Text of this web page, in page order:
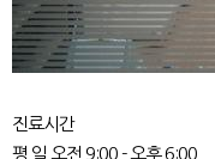
진료시간
평 일 오전 9:00 - 오후 6:00